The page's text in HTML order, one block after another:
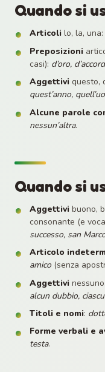
Quando si
Articoli lo, la, una:
Preposizioni
casi): d’oro,
Aggettivi questo,
quest’anno,
Alcune parole
nessun’altra.
Quando si
Aggettivi buono,
consonante (e
successo, san
Articolo
amico(senza
Aggettivi
alcun dubbio,
Titoli e nomi:
Forme verbali e
testa.